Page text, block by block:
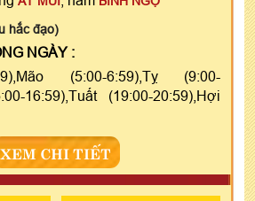
hắc đạo)
NGÀY :
(5:00-6:59),Tỵ (9:00-
16:59),Tuất (19:00-20:59),Hợi
XEM CHI TIẾT